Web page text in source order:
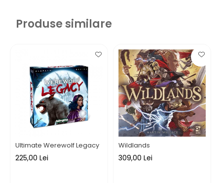
Produse similare
Ultimate Werewolf Legacy
225,00 Lei
Wildlands
309,00 Lei